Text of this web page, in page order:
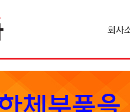
회사